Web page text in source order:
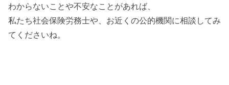
わからないことや不安なことがあれば、
私たち社会保険労務士や、お近くの公的機関に相談してみ
てくださいね。